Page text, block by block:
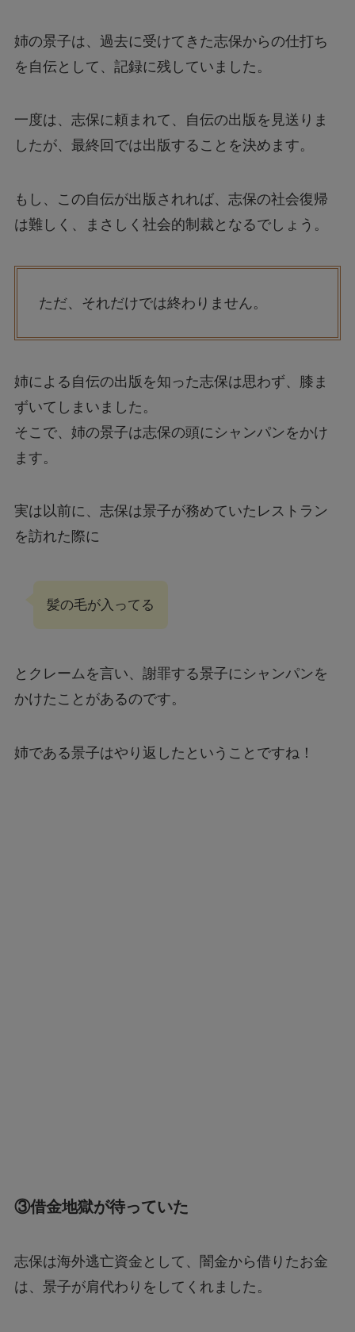
姉の景子は、過去に受けてきた志保からの仕打ち
を自伝として、記録に残していました。
一度は、志保に頼まれて、自伝の出版を見送りま
したが、最終回では出版することを決めます。
もし、この自伝が出版されれば、志保の社会復帰
は難しく、まさしく社会的制裁となるでしょう。
ただ、それだけでは終わりません。
姉による自伝の出版を知った志保は思わず、膝ま
ずいてしまいました。
そこで、姉の景子は志保の頭にシャンパンをかけ
ます。
実は以前に、志保は景子が務めていたレストラン
を訪れた際に
髪の毛が入ってる
とクレームを言い、謝罪する景子にシャンパンを
かけたことがあるのです。
姉である景子はやり返したということですね！
③借金地獄が待っていた
志保は海外逃亡資金として、闇金から借りたお金
は、景子が肩代わりをしてくれました。